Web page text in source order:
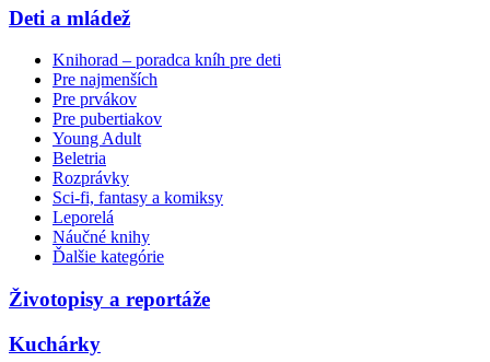
Deti a mládež
Knihorad – poradca kníh pre deti
Pre najmenších
Pre prvákov
Pre pubertiakov
Young Adult
Beletria
Rozprávky
Sci-fi, fantasy a komiksy
Leporelá
Náučné knihy
Ďalšie kategórie
Životopisy a reportáže
Kuchárky